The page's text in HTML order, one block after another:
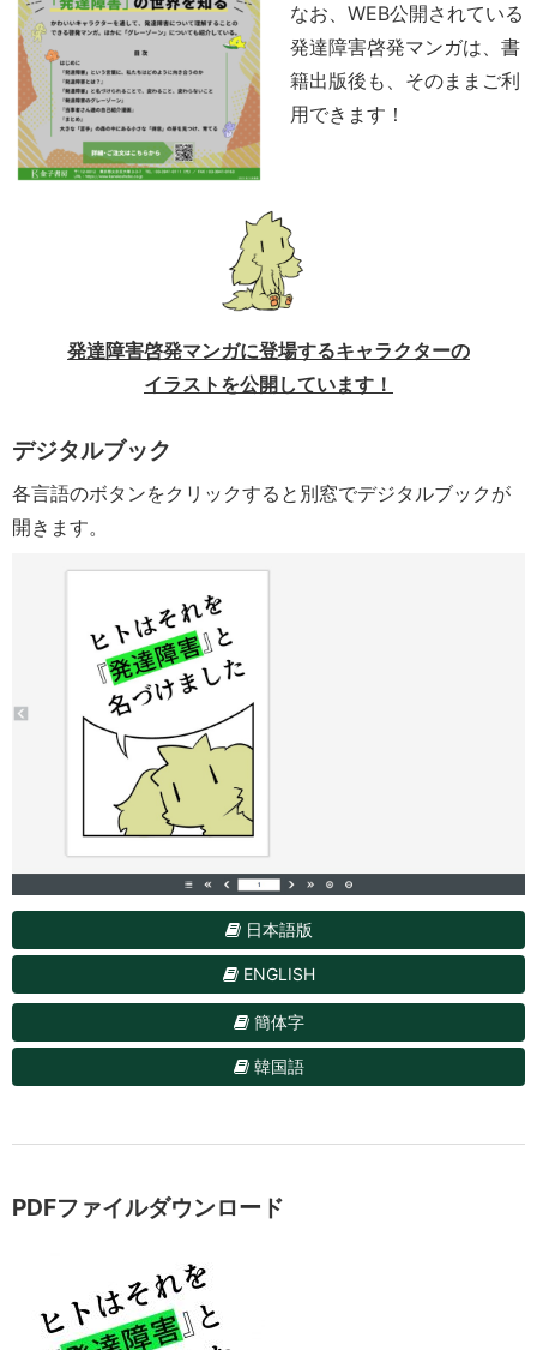
なお、WEB公開されている
発達障害啓発マンガは、書
籍出版後も、そのままご利
用できます！
発達障害啓発マンガに登場するキャラクターの
イラストを公開しています！
デジタルブック
各言語のボタンをクリックすると別窓でデジタルブックが
開きます。
日本語版
ENGLISH
簡体字
韓国語
PDFファイルダウンロード